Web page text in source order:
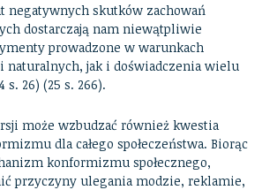
negatywnych skutków zachowań
dostarczają nam niewątpliwie
prowadzone w warunkach
naturalnych, jak i doświadczenia wielu
s. 26) (25 s. 266).
może wzbudzać również kwestia
dla całego społeczeństwa. Biorąc
konformizmu społecznego,
przyczyny ulegania modzie, reklamie,